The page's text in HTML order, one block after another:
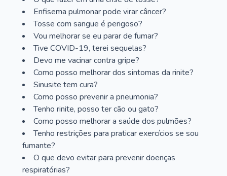
Enfisema pulmonar pode virar câncer?
Tosse com sangue é perigoso?
Vou melhorar se eu parar de fumar?
Tive COVID-19, terei sequelas?
Devo me vacinar contra gripe?
Como posso melhorar dos sintomas da rinite?
Sinusite tem cura?
Como posso prevenir a pneumonia?
Tenho rinite, posso ter cão ou gato?
Como posso melhorar a saúde dos pulmões?
Tenho restrições para praticar exercícios se sou
fumante?
O que devo evitar para prevenir doenças
respiratórias?